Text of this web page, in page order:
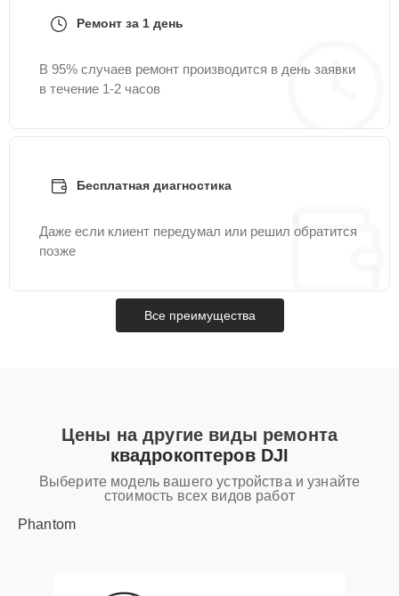
Ремонт за 1 день
В 95% случаев ремонт производится в день заявки
в течение 1-2 часов
Бесплатная диагностика
Даже если клиент передумал или решил обратится
позже
Все преимущества
Цены на другие виды ремонта
квадрокоптеров DJI
Выберите модель вашего устройства и узнайте
стоимость всех видов работ
Phantom